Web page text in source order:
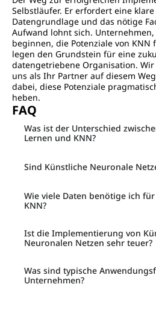
Selbstläufer. Er erfordert eine
Datengrundlage und das nötige
Aufwand lohnt sich.
beginnen, die Potenziale von KNN
legen den Grundstein für eine
datengetriebene Organisation.
uns als Ihr Partner auf diesem
dabei, diese Potenziale
heben.
FAQ
Was ist der Unterschied
Lernen und KNN?
Sind Künstliche Neuronale
Wie viele Daten benötige ich
KNN?
Ist die Implementierung von
Neuronalen Netzen sehr teuer?
Was sind typische
Unternehmen?